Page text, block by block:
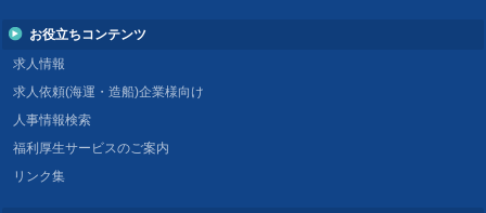
お役立ちコンテンツ
求人情報
求人依頼(海運・造船)企業様向け
人事情報検索
福利厚生サービスのご案内
リンク集